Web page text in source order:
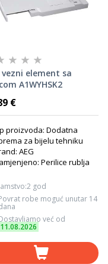
vezni element sa
A1WYHSK2
€
proizvoda: Dodatna
za bijelu tehniku
AEG
Perilice rublja
god
robe moguć unutar 14
već od
11.08.2026